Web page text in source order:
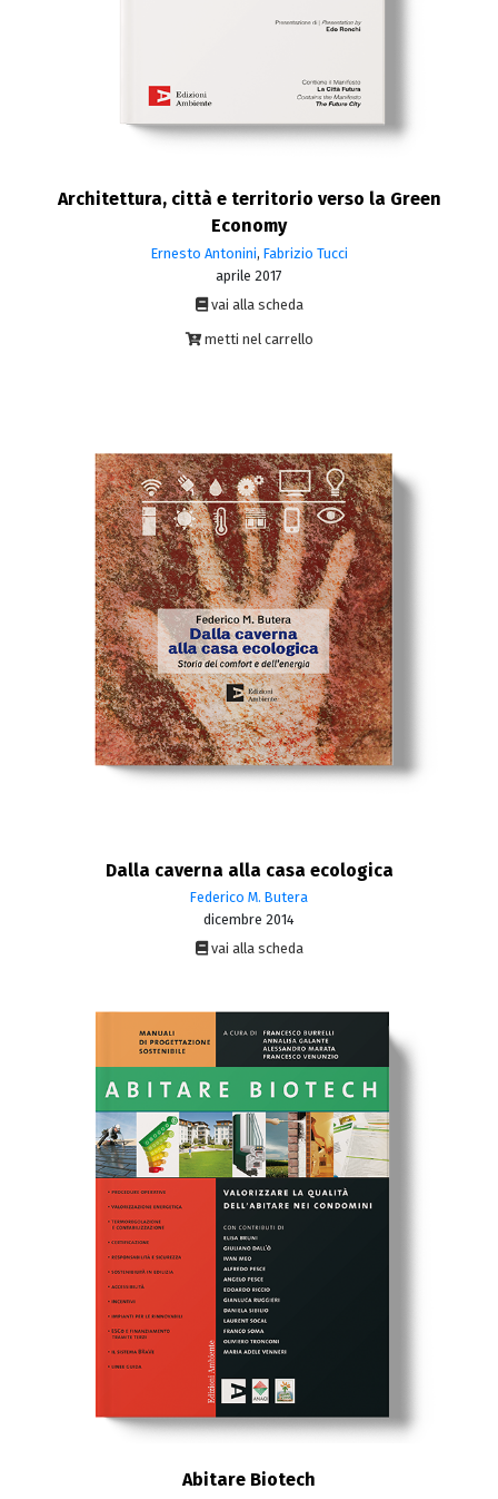
Architettura, città e territorio verso la Green
Economy
Ernesto Antonini, Fabrizio Tucci
aprile 2017
vai alla scheda
metti nel carrello
Dalla caverna alla casa ecologica
Federico M. Butera
dicembre 2014
vai alla scheda
Abitare Biotech